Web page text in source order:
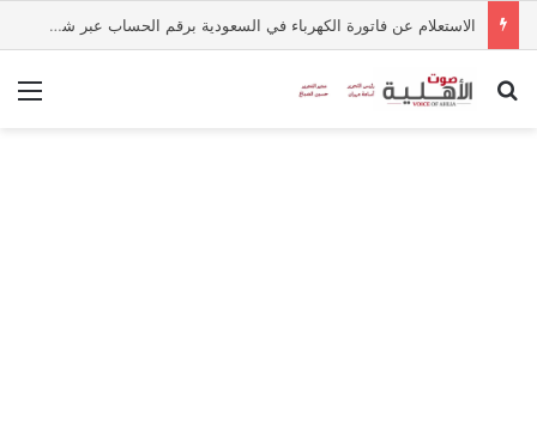
الاستعلام عن فاتورة الكهرباء في السعودية برقم الحساب عبر شركة الكهرباء
بحث عن